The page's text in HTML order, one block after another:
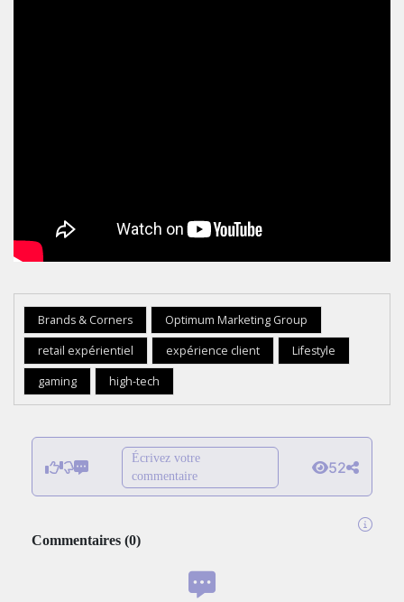
Brands & Corners
Optimum Marketing Group
retail expérientiel
expérience client
Lifestyle
gaming
high-tech
Écrivez votre
commentaire
52
Commentaires (0)